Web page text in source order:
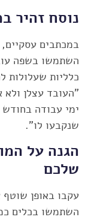
נוסח זהיר
במכתבים
השתמשו בשפה
כלליות שעלולות
ימי עבודה
שנקבעו לו".
הגנה על
שלכם
עקבו באופן